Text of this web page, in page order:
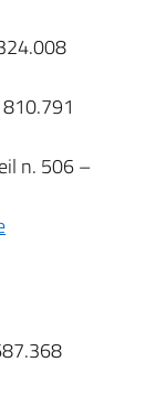
n. 506 –